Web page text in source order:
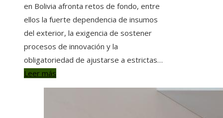
en Bolivia afronta retos de fondo, entre
ellos la fuerte dependencia de insumos
del exterior, la exigencia de sostener
procesos de innovación y la
obligatoriedad de ajustarse a estrictas…
Leer más